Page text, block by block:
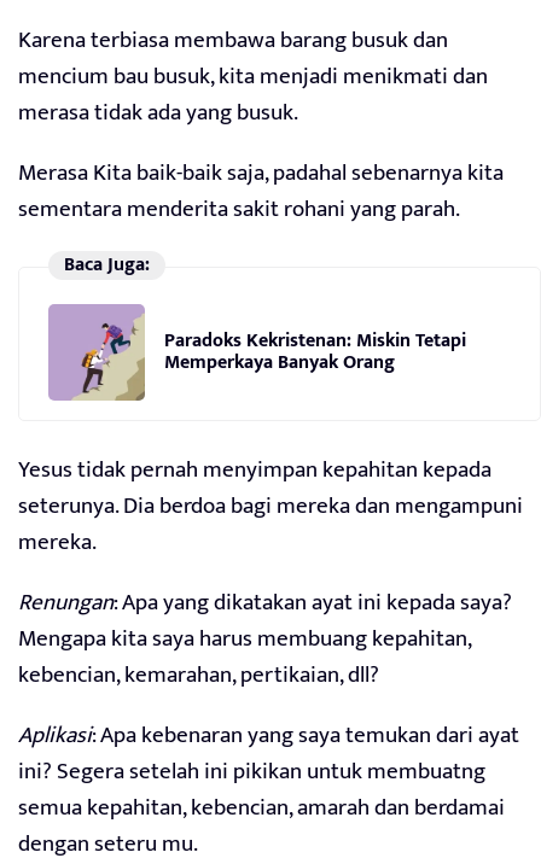
Karena terbiasa membawa barang busuk dan
mencium bau busuk, kita menjadi menikmati dan
merasa tidak ada yang busuk.
Merasa Kita baik-baik saja, padahal sebenarnya kita
sementara menderita sakit rohani yang parah.
Baca Juga:
Paradoks Kekristenan: Miskin Tetapi
Memperkaya Banyak Orang
Yesus tidak pernah menyimpan kepahitan kepada
seterunya. Dia berdoa bagi mereka dan mengampuni
mereka.
Renungan: Apa yang dikatakan ayat ini kepada saya?
Mengapa kita saya harus membuang kepahitan,
kebencian, kemarahan, pertikaian, dll?
Aplikasi: Apa kebenaran yang saya temukan dari ayat
ini? Segera setelah ini pikikan untuk membuatng
semua kepahitan, kebencian, amarah dan berdamai
dengan seteru mu.